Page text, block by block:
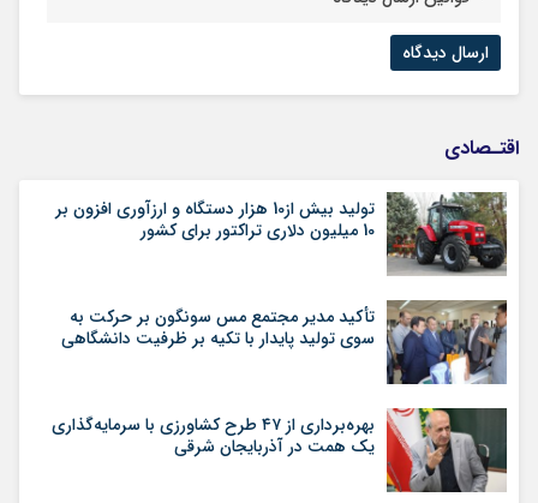
اقتـصادی
تولید بیش از10 هزار دستگاه و ارزآوری افزون بر
10 میلیون دلاری تراکتور برای کشور
تأکید مدیر مجتمع مس سونگون بر حرکت به
سوی تولید پایدار با تکیه بر ظرفیت دانشگاهی
بهره‌برداری از ۴۷ طرح کشاورزی با سرمایه‌گذاری
یک همت در آذربایجان شرقی